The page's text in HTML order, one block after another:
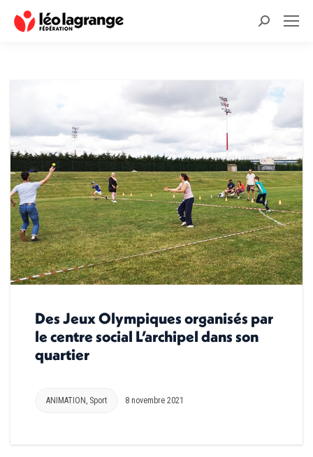
Recherche
Des Jeux Olympiques organisés par
le centre social L’archipel dans son
quartier
ANIMATION, Sport 8 novembre 2021